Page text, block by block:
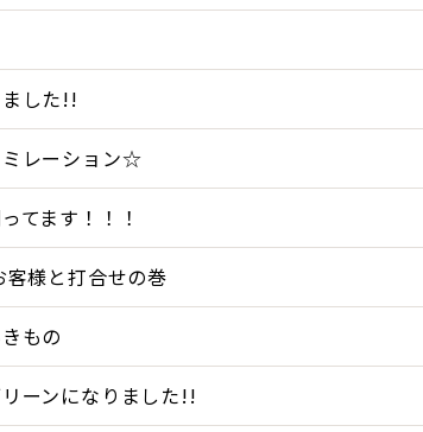
した!!
ミレーション☆
てます！！！
客様と打合せの巻
もの
ーンになりました!!